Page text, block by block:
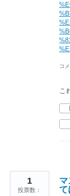
コ
こ
て
1
投票数：